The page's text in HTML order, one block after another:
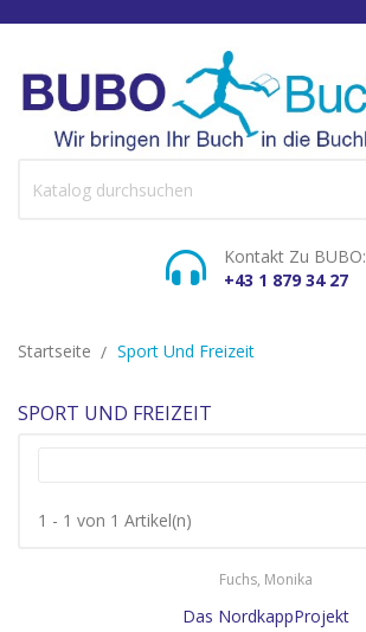
Kontakt Zu BUBO:
+43 1 879 34 27
Startseite Sport Und Freizeit
SPORT UND FREIZEIT
1 - 1 von 1 Artikel(n)
Fuchs, Monika
Das NordkappProjekt